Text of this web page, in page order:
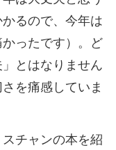
るので、今年は
ったです）。ど
とはなりません
を痛感していま
チャンの本を紹